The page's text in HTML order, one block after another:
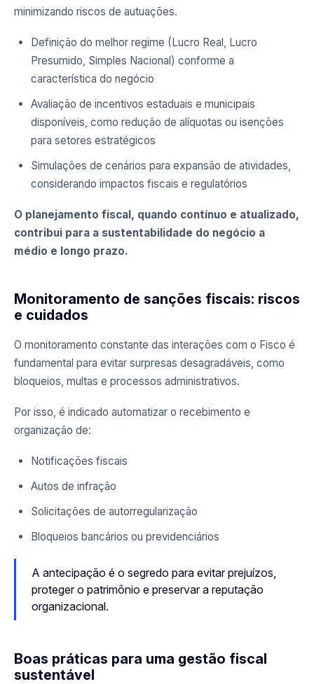
minimizando riscos de autuações.
Definição do melhor regime (Lucro Real, Lucro
Presumido, Simples Nacional) conforme a
característica do negócio
Avaliação de incentivos estaduais e municipais
disponíveis, como redução de alíquotas ou isenções
para setores estratégicos
Simulações de cenários para expansão de atividades,
considerando impactos fiscais e regulatórios
O planejamento fiscal, quando contínuo e atualizado,
contribui para a sustentabilidade do negócio a
médio e longo prazo.
Monitoramento de sanções fiscais: riscos
e cuidados
O monitoramento constante das interações com o Fisco é
fundamental para evitar surpresas desagradáveis, como
bloqueios, multas e processos administrativos.
Por isso, é indicado automatizar o recebimento e
organização de:
Notificações fiscais
Autos de infração
Solicitações de autorregularização
Bloqueios bancários ou previdenciários
A antecipação é o segredo para evitar prejuízos,
proteger o patrimônio e preservar a reputação
organizacional.
Boas práticas para uma gestão fiscal
sustentável